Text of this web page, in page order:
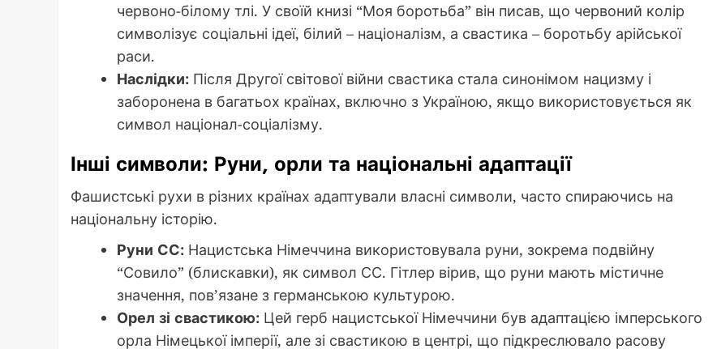
червоно-білому тлі. У своїй книзі “Моя боротьба” він писав, що червоний колір
символізує соціальні ідеї, білий – націоналізм, а свастика – боротьбу арійської
раси.
Наслідки: Після Другої світової війни свастика стала синонімом нацизму і
заборонена в багатьох країнах, включно з Україною, якщо використовується як
символ націонал-соціалізму.
Інші символи: Руни, орли та національні адаптації
Фашистські рухи в різних країнах адаптували власні символи, часто спираючись на
національну історію.
Руни СС: Нацистська Німеччина використовувала руни, зокрема подвійну
“Совило” (блискавки), як символ СС. Гітлер вірив, що руни мають містичне
значення, пов’язане з германською культурою.
Орел зі свастикою: Цей герб нацистської Німеччини був адаптацією імперського
орла Німецької імперії, але зі свастикою в центрі, що підкреслювало расову